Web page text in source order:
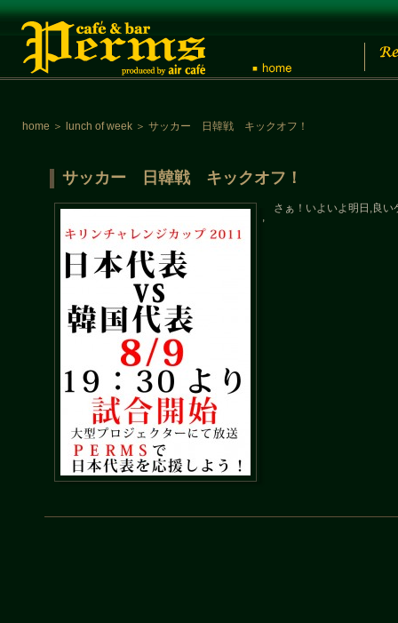
home ＞ lunch of week ＞ サッカー 日韓戦 キックオフ！
サッカー 日韓戦 キックオフ！
,
さぁ！いよいよ明日,良い